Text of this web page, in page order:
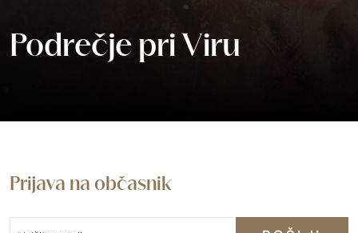
Podrečje pri Viru
Prijava na občasnik